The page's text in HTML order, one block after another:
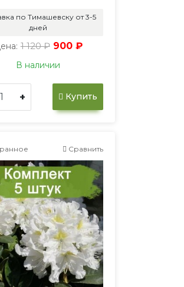
по Тимашевску от 3-5
дней
1 120 ₽ 900 ₽
В наличии
+ Купить
Сравнить